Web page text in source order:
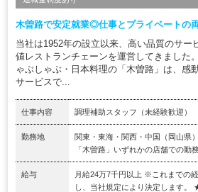
木曽路で安定就業◎仕事とプライベートの
当社は1952年の設立以来、高い品質のサー
値レストランチェーンを運営してきました
ゃぶしゃぶ・日本料理の「木曽路」は、感
サービスで...
仕事内容 調理補助スタッフ（未経験歓迎）
勤務地
関東・東海・関西・中国（岡山県
「木曽路」いずれかの店舗での勤
給与
月給24万7千円以上 ※これまでの
し、当社規定により決定します。